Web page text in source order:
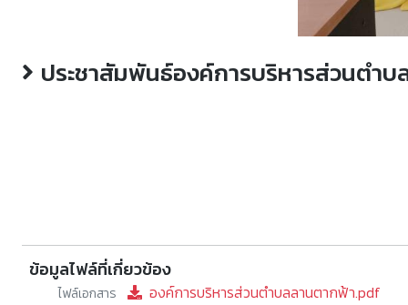
ประชาสัมพันธ์องค์การบริหารส่วนตำ
ข้อมูลไฟล์ที่เกี่ยวข้อง
ไฟล์เอกสาร องค์การบริหารส่วนตำบลลานตากฟ้า.pdf